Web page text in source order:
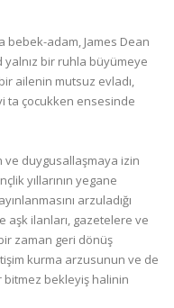
bebek-adam, James Dean
bir ruhla büyümeye
ailenin mutsuz evladı,
ta çocukken ensesinde
ve duygusallaşmaya izin
yıllarının yegane
arzuladığı
aşk ilanları, gazetelere ve
zaman geri dönüş
kurma arzusunun ve de
bitmez bekleyiş halinin